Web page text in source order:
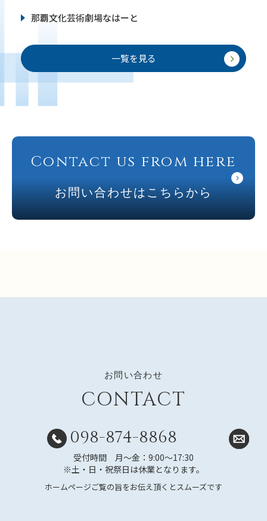
那覇文化芸術劇場なはーと
一覧を見る
Contact us from here
お問い合わせはこちらから
お問い合わせ
CONTACT
098-874-8868
受付時間 月～金：9:00～17:30
※土・日・祝祭日は休業となります。
ホームページご覧の旨をお伝え頂くとスムーズです